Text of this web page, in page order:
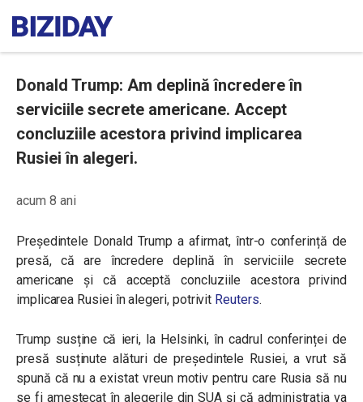
Donald Trump: Am deplină încredere în
serviciile secrete americane. Accept
concluziile acestora privind implicarea
Rusiei în alegeri.
acum 8 ani
Președintele Donald Trump a afirmat, într-o conferință de
presă, că are încredere deplină în serviciile secrete
americane și că acceptă concluziile acestora privind
implicarea Rusiei în alegeri, potrivit Reuters.
Trump susține că ieri, la Helsinki, în cadrul conferinței de
presă susținute alături de președintele Rusiei, a vrut să
spună că nu a existat vreun motiv pentru care Rusia să nu
se fi amestecat în alegerile din SUA și că administrația va